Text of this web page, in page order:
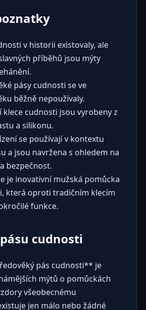
v historii existovaly, ale
příběhů jsou mýty
pásy cudnosti se ve
běžně nepoužívaly.
klece cudnosti jsou vyrobeny z
a silikonu.
se používají v kontextu
a jsou navržena s ohledem na
bezpečnost.
je inovativní mužská pomůcka
která oproti tradičním klecím
funkce.
cudnosti
pás cudnosti** je
mýtů o pomůckách
všeobecnému
jen málo nebo žádné